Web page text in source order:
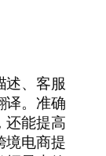
述、客服
译。准确
还能提高
境电商提